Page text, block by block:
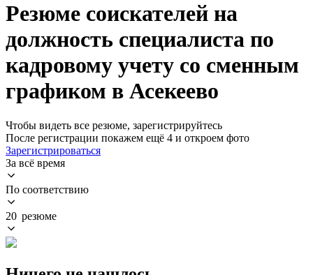
Резюме соискателей на
должность специалиста по
кадровому учету со сменным
графиком в Асекеево
Чтобы видеть все резюме, зарегистрируйтесь
После регистрации покажем ещё 4 и откроем фото
Зарегистрироваться
За всё время
По соответствию
20 резюме